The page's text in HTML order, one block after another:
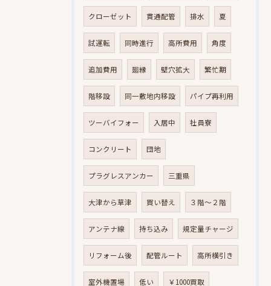
クローゼット 貫通配管 排水 夏
試運転 同時進行 高所費用 角度
追加費用 廻縁 壁穴拡大 繁忙期
階移設 同一敷地内移設 パイプ再利用
ツーバイフォー 入居中 社員寮
コンクリート 団地
プラグレスアンカー 三重県
大津から草津 買い替え ３階～２階
アンテナ線 持ち込み 規定量チャージ
リフォーム後 配管ルート 高所横引き
室外機置場 低い ￥1000買取